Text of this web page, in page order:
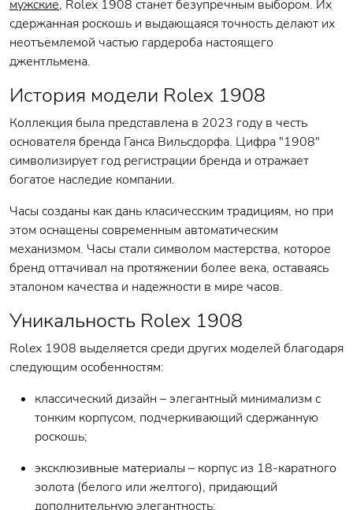
мужские, Rolex 1908 станет безупречным выбором. Их
сдержанная роскошь и выдающаяся точность делают их
неотъемлемой частью гардероба настоящего
джентльмена.
История модели Rolex 1908
Коллекция была представлена в 2023 году в честь
основателя бренда Ганса Вильсдорфа. Цифра "1908"
символизирует год регистрации бренда и отражает
богатое наследие компании.
Часы созданы как дань класичесским традициям, но при
этом оснащены современным автоматическим
механизмом. Часы стали символом мастерства, которое
бренд оттачивал на протяжении более века, оставаясь
эталоном качества и надежности в мире часов.
Уникальность Rolex 1908
Rolex 1908 выделяется среди других моделей благодаря
следующим особенностям:
классический дизайн – элегантный минимализм с
тонким корпусом, подчеркивающий сдержанную
роскошь;
эксклюзивные материалы – корпус из 18-каратного
золота (белого или желтого), придающий
дополнительную элегантность;